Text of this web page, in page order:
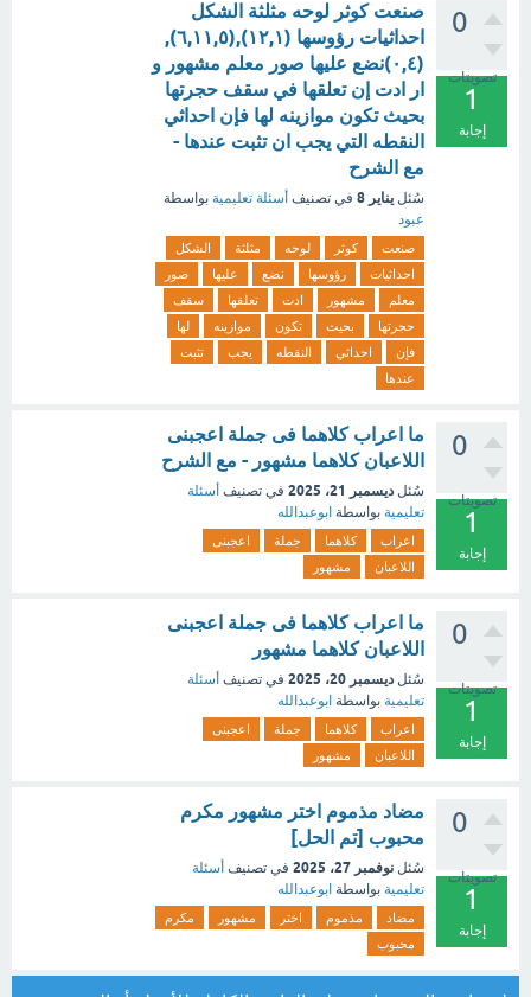
0
تصويتات
1
إجابة
صنعت كوثر لوحه مثلثة الشكل
احداثيات رؤوسها (١٢,١),(٦,١١,٥),
(٠,٤)نضع عليها صور معلم مشهور و
ار ادت إن تعلقها في سقف حجرتها
بحيث تكون موازينه لها فإن احداثي
النقطه التي يجب ان تثبت عندها -
مع الشرح
سُئل يناير 8 في تصنيف أسئلة تعليمية بواسطة
عبود
صنعت كوثر لوحه مثلثة
الشكل
احداثيات
رؤوسها نضع عليها
صور
معلم
مشهور ادت تعلقها
سقف
حجرتها
بحيث تكون موازينه
لها
فإن
احداثي النقطه يجب
تثبت
عندها
0
تصويتات
1
إجابة
ما اعراب كلاهما فى جملة اعجبنى
اللاعبان كلاهما مشهور - مع الشرح
سُئل ديسمبر 21، 2025 في تصنيف أسئلة
تعليمية بواسطة ابوعبدالله
اعراب كلاهما جملة
اعجبنى
اللاعبان
مشهور
0
تصويتات
1
إجابة
ما اعراب كلاهما فى جملة اعجبنى
اللاعبان كلاهما مشهور
سُئل ديسمبر 20، 2025 في تصنيف أسئلة
تعليمية بواسطة ابوعبدالله
اعراب كلاهما جملة
اعجبنى
اللاعبان
مشهور
0
تصويتات
1
إجابة
مضاد مذموم اختر مشهور مكرم
محبوب [تم الحل]
سُئل نوفمبر 27، 2025 في تصنيف أسئلة
تعليمية بواسطة ابوعبدالله
مضاد مذموم اختر مشهور
مكرم
محبوب